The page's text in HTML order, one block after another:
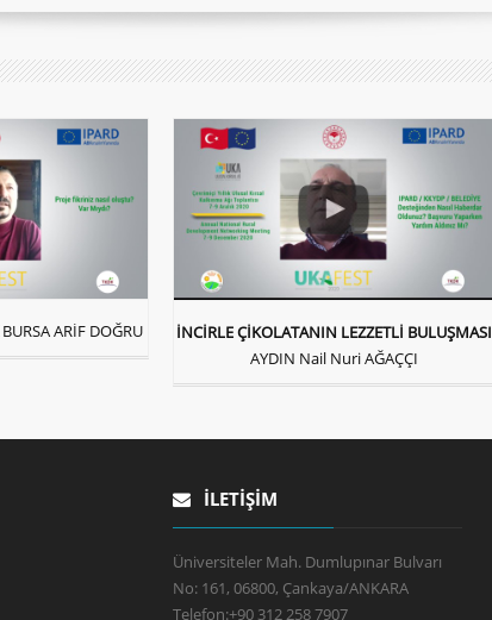
BURSA ARİF DOĞRU
İNCİRLE ÇİKOLATANIN LEZZETLİ BULUŞMASI
AYDIN Nail Nuri AĞAÇÇI
İLETIŞIM
Üniversiteler Mah. Dumlupınar Bulvarı
No: 161, 06800, Çankaya/ANKARA
Telefon:+90 312 258 7907